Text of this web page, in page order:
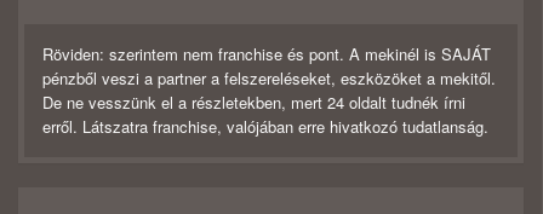
Röviden: szerintem nem franchise és pont. A mekinél is SAJÁT
pénzből veszi a partner a felszereléseket, eszközöket a mekitől.
De ne vesszünk el a részletekben, mert 24 oldalt tudnék írni
erről. Látszatra franchise, valójában erre hivatkozó tudatlanság.